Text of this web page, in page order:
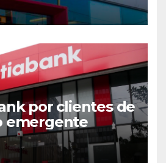
por clientes de
emergente